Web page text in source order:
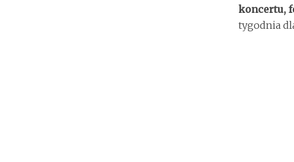
koncertu,
tygodnia